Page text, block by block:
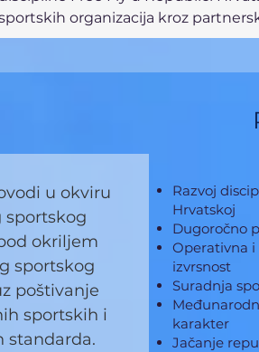
organizacija kroz
u okviru
sportskog
okriljem
sportskog
poštivanje
sportskih i
standarda.
Razvoj
Hrvatskoj
Dugoročno
Operativna
izvrsnost
Suradnja
karakter
Jačanje